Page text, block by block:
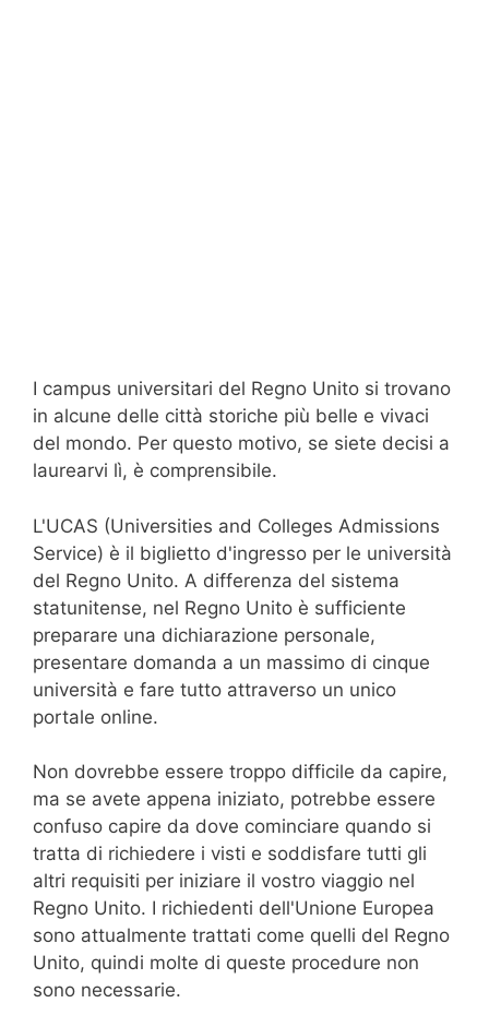
I campus universitari del Regno Unito si trovano
in alcune delle città storiche più belle e vivaci
del mondo. Per questo motivo, se siete decisi a
laurearvi lì, è comprensibile.
L'UCAS (Universities and Colleges Admissions
Service) è il biglietto d'ingresso per le università
del Regno Unito. A differenza del sistema
statunitense, nel Regno Unito è sufficiente
preparare una dichiarazione personale,
presentare domanda a un massimo di cinque
università e fare tutto attraverso un unico
portale online.
Non dovrebbe essere troppo difficile da capire,
ma se avete appena iniziato, potrebbe essere
confuso capire da dove cominciare quando si
tratta di richiedere i visti e soddisfare tutti gli
altri requisiti per iniziare il vostro viaggio nel
Regno Unito. I richiedenti dell'Unione Europea
sono attualmente trattati come quelli del Regno
Unito, quindi molte di queste procedure non
sono necessarie.